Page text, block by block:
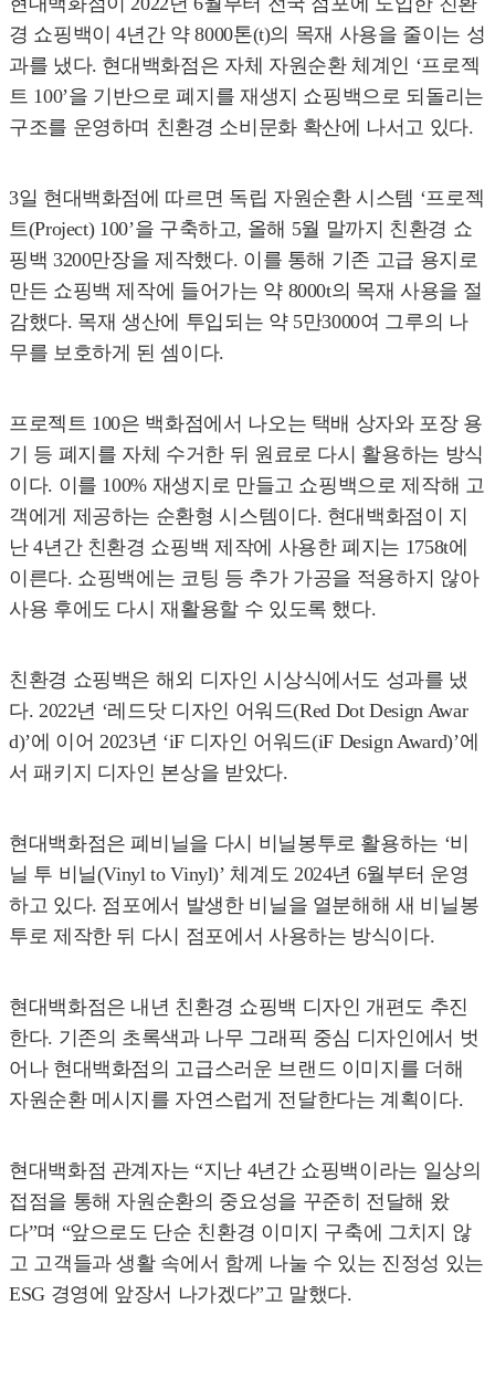
경 쇼핑백이 4년간 약 8000톤(t)의 목재 사용을 줄이는 성
과를 냈다. 현대백화점은 자체 자원순환 체계인 ‘프로젝
트 100’을 기반으로 폐지를 재생지 쇼핑백으로 되돌리는
구조를 운영하며 친환경 소비문화 확산에 나서고 있다.
3일 현대백화점에 따르면 독립 자원순환 시스템 ‘프로젝
트(Project) 100’을 구축하고, 올해 5월 말까지 친환경 쇼
핑백 3200만장을 제작했다. 이를 통해 기존 고급 용지로
만든 쇼핑백 제작에 들어가는 약 8000t의 목재 사용을 절
감했다. 목재 생산에 투입되는 약 5만3000여 그루의 나
무를 보호하게 된 셈이다.
프로젝트 100은 백화점에서 나오는 택배 상자와 포장 용
기 등 폐지를 자체 수거한 뒤 원료로 다시 활용하는 방식
이다. 이를 100% 재생지로 만들고 쇼핑백으로 제작해 고
객에게 제공하는 순환형 시스템이다. 현대백화점이 지
난 4년간 친환경 쇼핑백 제작에 사용한 폐지는 1758t에
이른다. 쇼핑백에는 코팅 등 추가 가공을 적용하지 않아
사용 후에도 다시 재활용할 수 있도록 했다.
친환경 쇼핑백은 해외 디자인 시상식에서도 성과를 냈
다. 2022년 ‘레드닷 디자인 어워드(Red Dot Design Awar
d)’에 이어 2023년 ‘iF 디자인 어워드(iF Design Award)’에
서 패키지 디자인 본상을 받았다.
현대백화점은 폐비닐을 다시 비닐봉투로 활용하는 ‘비
닐 투 비닐(Vinyl to Vinyl)’ 체계도 2024년 6월부터 운영
하고 있다. 점포에서 발생한 비닐을 열분해해 새 비닐봉
투로 제작한 뒤 다시 점포에서 사용하는 방식이다.
현대백화점은 내년 친환경 쇼핑백 디자인 개편도 추진
한다. 기존의 초록색과 나무 그래픽 중심 디자인에서 벗
어나 현대백화점의 고급스러운 브랜드 이미지를 더해
자원순환 메시지를 자연스럽게 전달한다는 계획이다.
현대백화점 관계자는 “지난 4년간 쇼핑백이라는 일상의
접점을 통해 자원순환의 중요성을 꾸준히 전달해 왔
다”며 “앞으로도 단순 친환경 이미지 구축에 그치지 않
고 고객들과 생활 속에서 함께 나눌 수 있는 진정성 있는
ESG 경영에 앞장서 나가겠다”고 말했다.